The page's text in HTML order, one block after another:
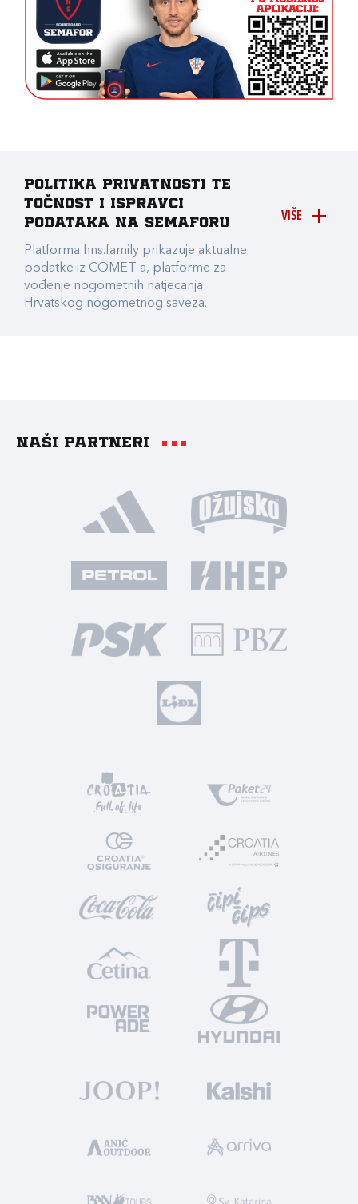
VIŠE
Politika privatnosti te
točnost i ispravci
podataka na Semaforu
Platforma hns.family prikazuje aktualne
podatke iz COMET-a, platforme za
vođenje nogometnih natjecanja
Hrvatskog nogometnog saveza.
Naši partneri